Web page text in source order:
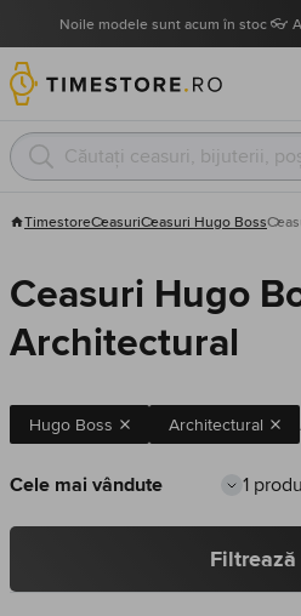
Noile modele sunt acum în stoc 👓
TimestoreCeasuriCeasuri Hugo Boss
Ceasuri Hugo
Architectural
Hugo Boss Architectural
1
Filtrează